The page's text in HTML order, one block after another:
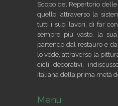
Scopo del Repertorio
quello, attraverso la
tutti i suoi lavori, di far
sempre più vasto, la
partendo dal restauro e
lo vede, attraverso la
cicli decorativi,
italiana della prima metà
Menu